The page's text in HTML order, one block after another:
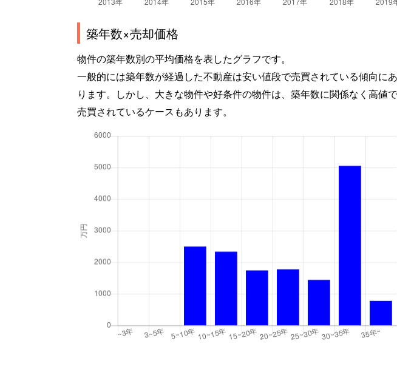
築年数×売却価格
物件の築年数別の平均価格を表したグラフです。
一般的には築年数が経過した不動産は安い値段で売買されている傾向にあ
ります。しかし、大きな物件や好条件の物件は、築年数に関係なく高値で
売買されているケースもあります。